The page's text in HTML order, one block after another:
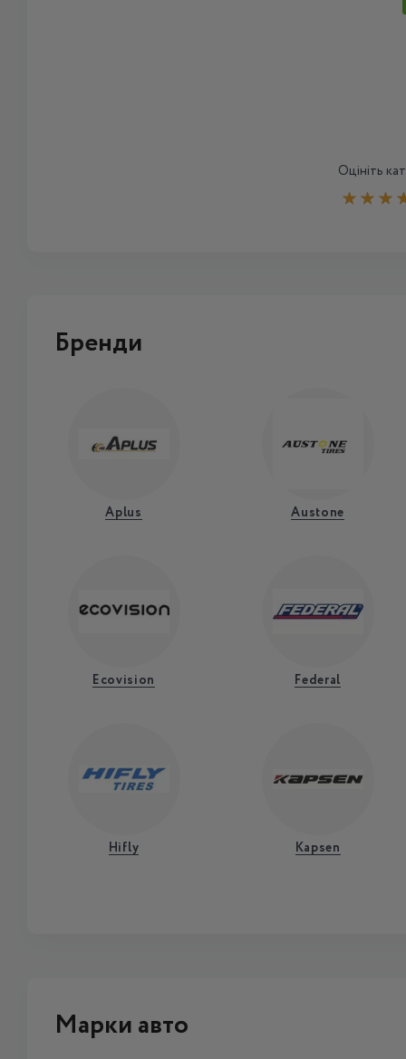
Оцініть
Бренди
Aplus Austone
Ecovision Federal
Hifly Kapsen
Марки авто